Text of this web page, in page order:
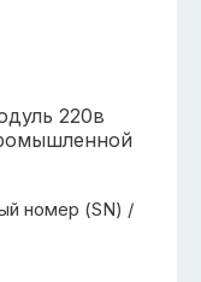
220в
номер (SN) /